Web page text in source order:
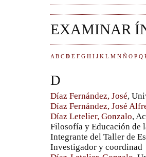
EXAMINAR
A B C D E F G H I J K L M N Ñ O P Q
D
Díaz Fernández, José,
Díaz Fernández, José
Díaz Letelier, Gonzalo,
Filosofía y Educación de
Integrante del Taller de
Investigador y coordinad